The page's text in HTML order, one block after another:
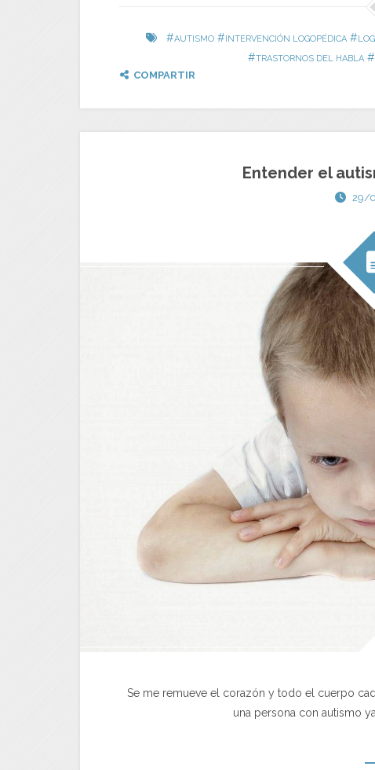
#AUTISMO #INTERVENCIÓN LOGOPÉDICA #
#TRASTORNOS DEL HABLA#
COMPARTIR
Entender el
29/
Se me remueve el corazón y todo el cuerpo
una persona con autismo